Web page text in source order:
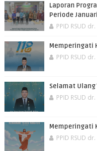
Laporan
Periode
PPID RSUD
Memperingati
PPID RSUD
Selamat Ulang
PPID RSUD
Memperingati
PPID RSUD